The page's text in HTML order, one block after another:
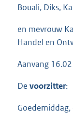
Bouali, Diks,
en mevrouw
Handel en
Aanvang
De voorzitter: